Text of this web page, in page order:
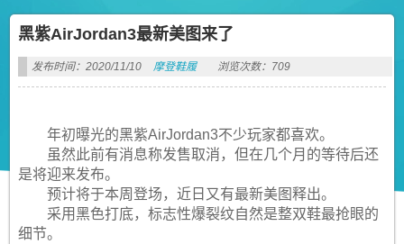
黑紫AirJordan3最新美图来了
发布时间：2020/11/10 摩登鞋履 浏览次数：709
年初曝光的黑紫AirJordan3不少玩家都喜欢。
虽然此前有消息称发售取消，但在几个月的等待后还
是将迎来发布。
预计将于本周登场，近日又有最新美图释出。
采用黑色打底，标志性爆裂纹自然是整双鞋最抢眼的
细节。